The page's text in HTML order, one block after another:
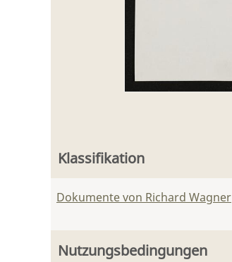
Klassifikation
Dokumente von Richard Wagner
Nutzungsbedingungen